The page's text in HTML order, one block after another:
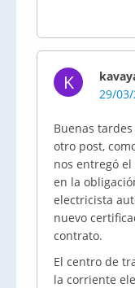
K
29/
Buenas
otro post,
nos entregó
en la
electricista
nuevo
contrato.
El centro de
la corriente